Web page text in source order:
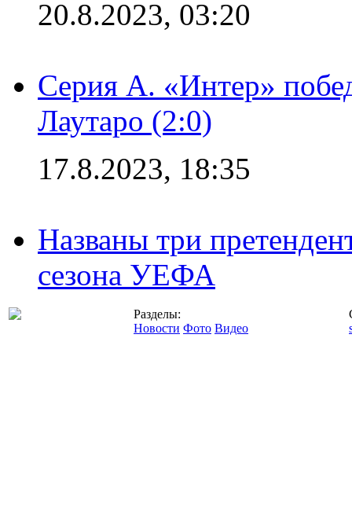
20.8.2023, 03:20
Серия А. «Интер»
Лаутаро (2:0)
17.8.2023, 18:35
Названы три
сезона УЕФА
Разделы:
Новости Фото Видео